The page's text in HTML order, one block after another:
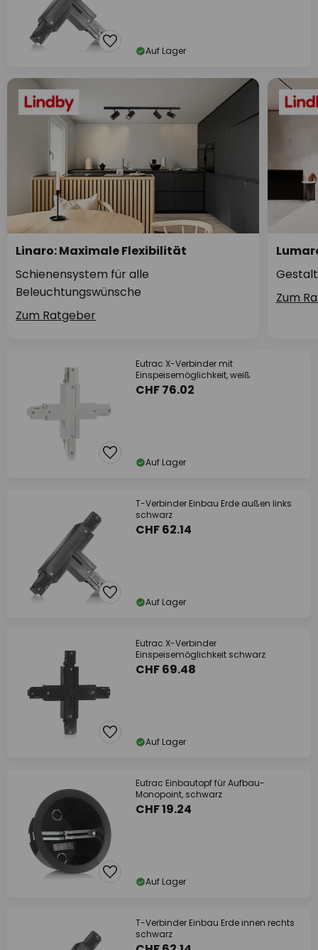
Auf Lager
Linaro: Maximale Flexibilität
Schienensystem für alle
Beleuchtungswünsche
Zum Ratgeber
Zum
Eutrac X-Verbinder mit
Einspeisemöglichkeit, weiß
CHF 76.02
Auf Lager
T-Verbinder Einbau Erde außen links
schwarz
CHF 62.14
Auf Lager
Eutrac X-Verbinder
Einspeisemöglichkeit schwarz
CHF 69.48
Auf Lager
Eutrac Einbautopf für Aufbau-
Monopoint, schwarz
CHF 19.24
Auf Lager
T-Verbinder Einbau Erde innen rechts
schwarz